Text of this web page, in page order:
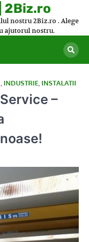
2Biz.ro
nostru 2Biz.ro . Alege
ajutorul nostru.
INDUSTRIE INSTALATII
–